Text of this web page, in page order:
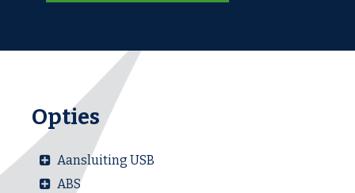
Opties
Aansluiting USB
ABS